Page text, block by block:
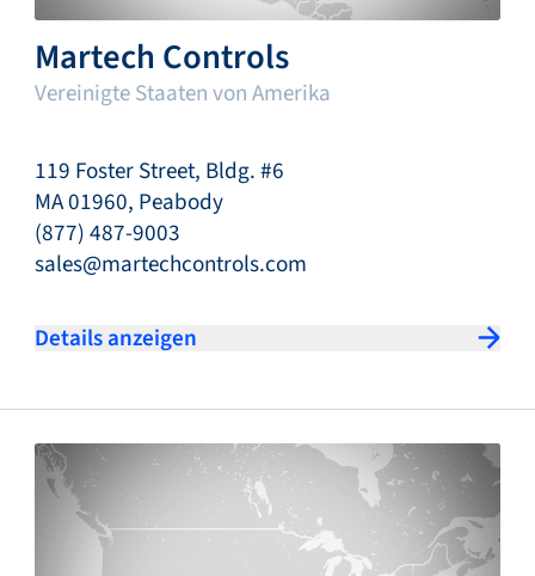
Martech Controls
Vereinigte Staaten von Amerika
119 Foster Street, Bldg. #6
MA 01960, Peabody
(877) 487-9003
sales@martechcontrols.com
Details anzeigen